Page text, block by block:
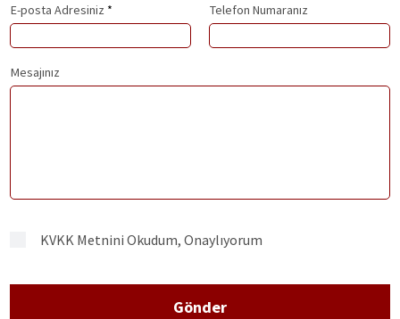
E-posta Adresiniz Telefon Numaranız
Mesajınız
Gönder
KVKK Metnini Okudum, Onaylıyorum